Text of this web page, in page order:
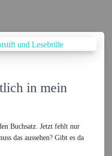
in mein
Buchsatz. Jetzt fehlt nur
das aussehen? Gibt es da